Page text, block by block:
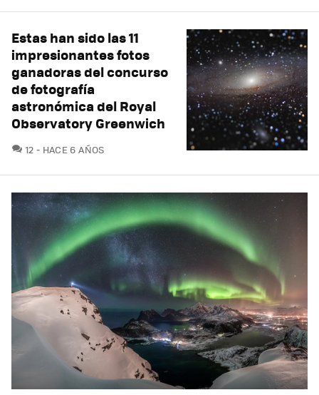
Estas han sido las 11
impresionantes fotos
ganadoras del concurso
de fotografía
astronómica del Royal
Observatory Greenwich
12 COMENTARIOS
HACE 6 AÑOS